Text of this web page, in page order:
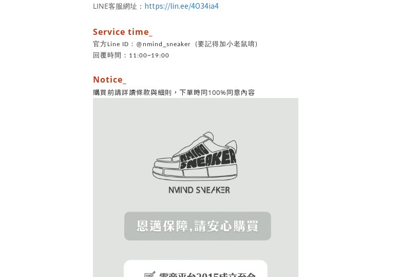
LINE客服網址： https://lin.ee/4O34ia4
Service time_
官方Line ID：@nmind_sneaker (要記得加小老鼠唷)
回覆時間：11:00~19:00
Notice_
購買前請詳讀條款與細則， 下單時同100%同意內容